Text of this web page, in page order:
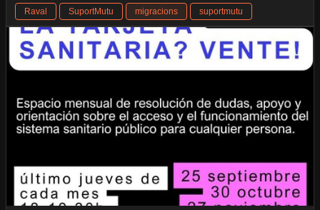
Raval SuportMutu migracions suportmutu